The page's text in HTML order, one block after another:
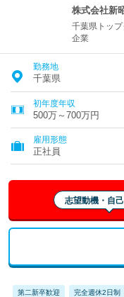
株式会社新
千葉県トッ
企業
勤務地
千葉県
初年度年収
500万～700万円
雇用形態
正社員
志望動機・自
第二新卒歓迎 完全週休2日制